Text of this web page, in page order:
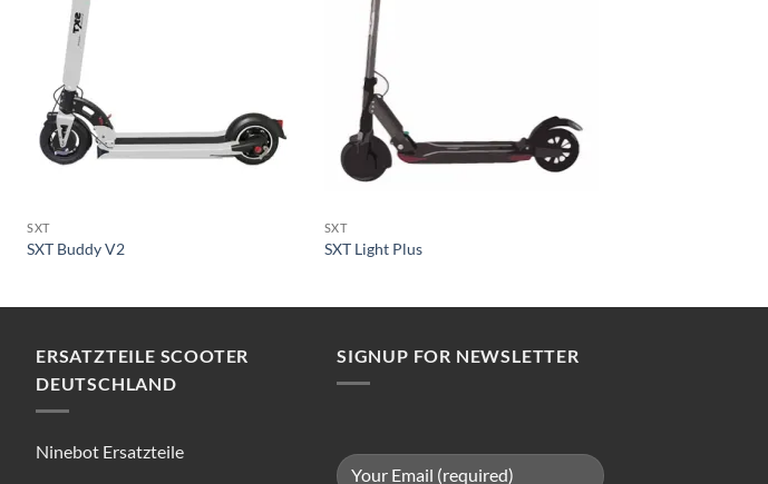
SXT
SXT Buddy V2
SXT
SXT Light Plus
ERSATZTEILE SCOOTER
DEUTSCHLAND
Ninebot Ersatzteile
SIGNUP FOR NEWSLETTER